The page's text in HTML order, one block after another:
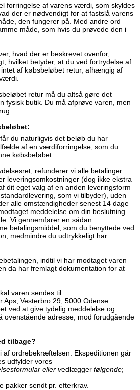
forringelse af varens værdi, som skyldes
der er nødvendigt for at fastslå varens
den fungerer på. Med andre ord –
måde, som hvis du prøvede den i
hvad der er beskrevet ovenfor,
hvilket betyder, at du ved fortrydelse af
af købsbeløbet retur, afhængig af
retur må du altså gøre det
fysisk butik. Du må afprøve varen, men
du naturligvis det beløb du har
af en værdiforringelse, som du
købsbeløbet.
refunderer vi alle betalinger
leveringsomkostninger (dog ikke ekstra
dit eget valg af en anden leveringsform
som vi tilbyder), uden
alle omstændigheder senest 14 dage
meddelelse om din beslutning
Vi gennemfører en sådan
betalingsmiddel, som du benyttede ved
medmindre du udtrykkeligt har
indtil vi har modtaget varen
da har fremlagt dokumentation for at
varen sendes til:
Aps, Vesterbro 29, 5000 Odense
ved at give tydelig meddelelse og
ovenstående adresse, mod forudgående
tilbage?
af ordrebekræftelsen. Ekspeditionen går
udfylder vores
eller vedlægger følgende;
pakker sendt pr. efterkrav.